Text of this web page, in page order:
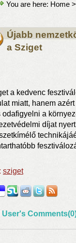
élmény
még tart!
You are here: Home
Újabb
a Sziget
a kedvenc
miatt, hanem
odafigyelni a
díjat
sziget
User's